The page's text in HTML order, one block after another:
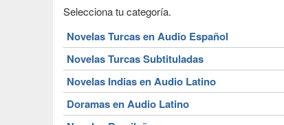
Selecciona tu categoría.
Novelas Turcas en Audio Español
Novelas Turcas Subtituladas
Novelas Indias en Audio Latino
Doramas en Audio Latino